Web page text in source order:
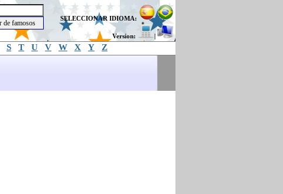
SELECCIONAR IDIOMA:
Version: |
S T U V W X Y Z